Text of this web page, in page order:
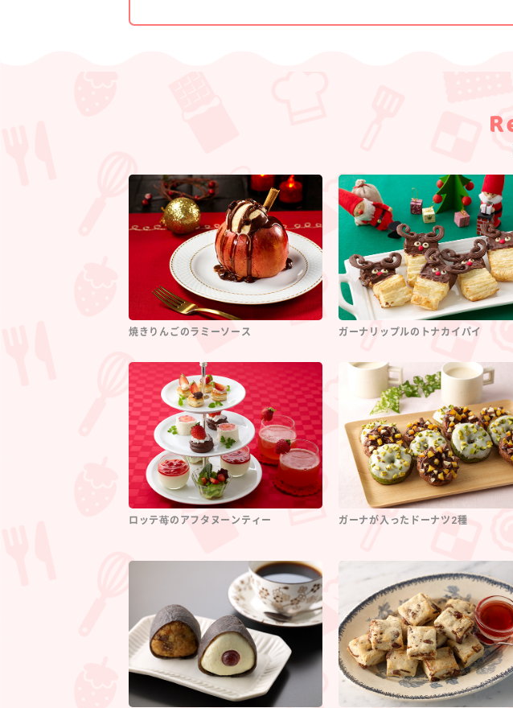
焼きりんごのラミーソース ガーナリップルのトナカイパイ
ロッテ苺のアフタヌーンティー ガーナが入ったドーナツ2種